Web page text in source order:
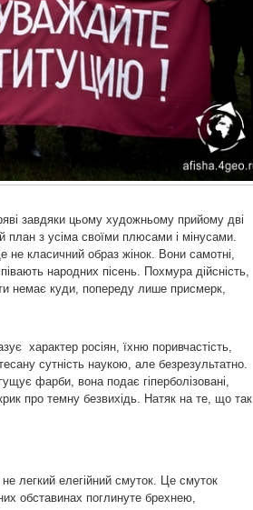
завдяки цьому художньому прийому дві
з усіма своїми плюсами і мінусами.
не класичний образ жінок. Вони самотні,
народних пісень. Похмура дійсність,
немає куди, попереду лише присмерк,
характер росіян, їхню поривчастість,
сутність наукою, але безрезультатно.
фарби, вона подає гіперболізовані,
про темну безвихідь. Натяк на те, що так
легкий елегійний смуток. Це смуток
обставинах поглинуте брехнею,